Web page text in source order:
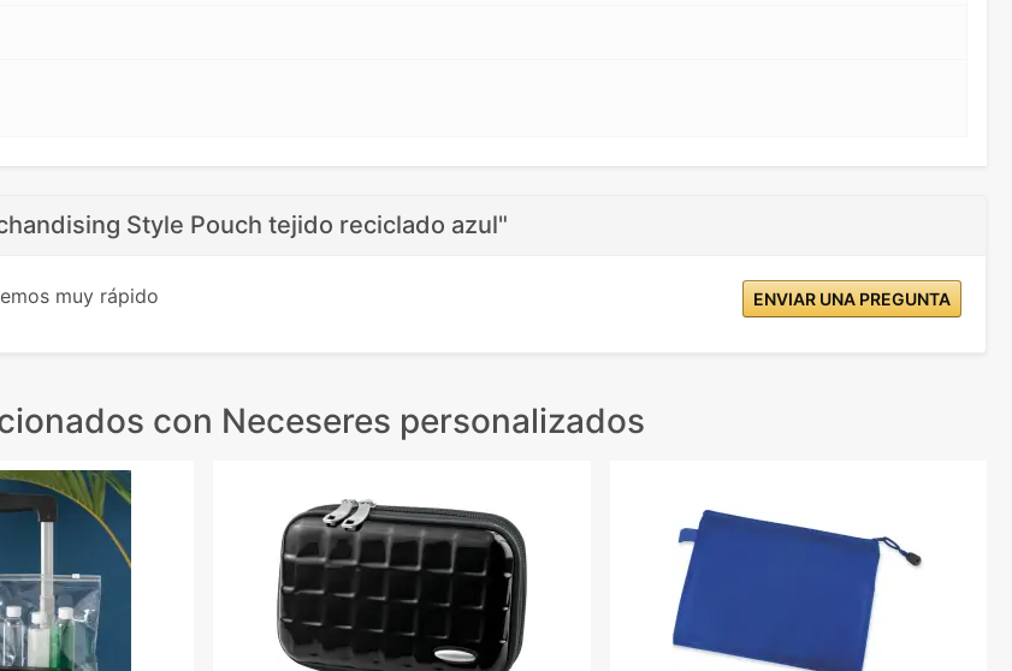
Style Pouch tejido reciclado azul"
muy rápido ENVIAR UNA PREGUNTA
con Neceseres personalizados